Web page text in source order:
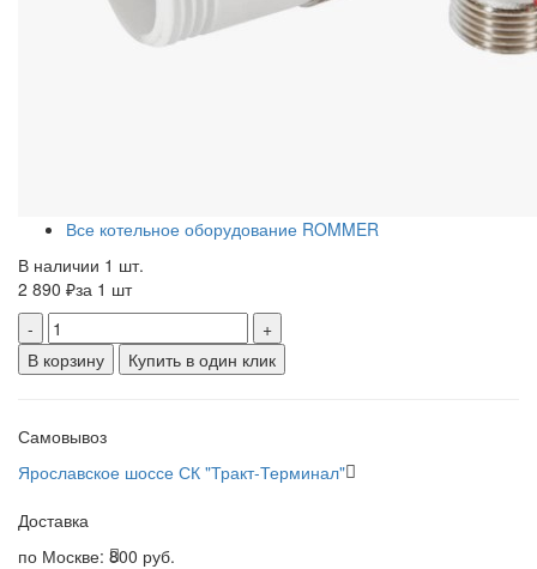
Все котельное оборудование ROMMER
В наличии 1 шт.
2 890 ₽за 1 шт
-
+
В корзину
Купить в один клик
Самовывоз
Ярославское шоссе СК "Тракт-Терминал"
Доставка
по Москве: 800 руб.